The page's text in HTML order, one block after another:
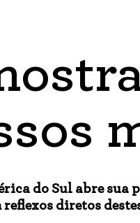
do Sul abre
diretos